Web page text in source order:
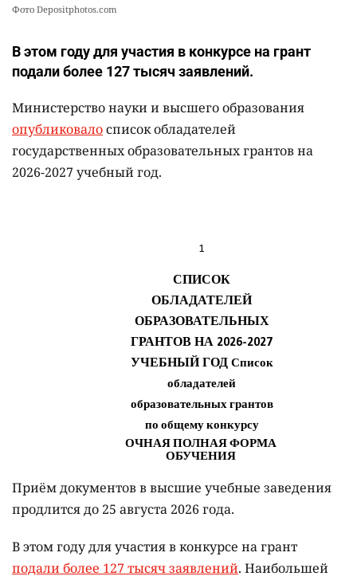
Фото Depositphotos.com
В этом году для участия в конкурсе на грант
подали более 127 тысяч заявлений.
Министерство науки и высшего образования
опубликовалосписок обладателей
государственных образовательных грантов на
2026-2027 учебный год.
Приём документов в высшие учебные заведения
продлится до 25 августа 2026 года.
В этом году для участия в конкурсе на грант
подали более 127 тысяч заявлений. Наибольшей